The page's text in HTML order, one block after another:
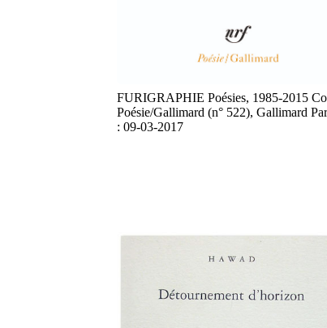
FURIGRAPHIE Poésies, 1985-2015
Poésie/Gallimard (n° 522), Gallimard
: 09-03-2017